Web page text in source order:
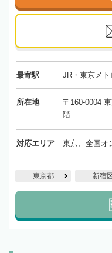
最寄駅 JR・東京メ
所在地
〒160-0004
階
対応エリア 東京、全国オ
東京都 新宿